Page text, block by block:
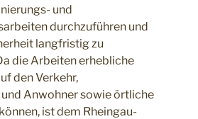
und
durchzuführen und
langfristig zu
die Arbeiten erhebliche
den Verkehr,
Anwohner sowie örtliche
ist dem Rheingau-